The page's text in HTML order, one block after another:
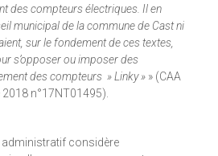
des compteurs électriques. Il en
municipal de la commune de Cast ni
sur le fondement de ces textes,
s’opposer ou imposer des
des compteurs » Linky » » (CAA
n°17NT01495).
administratif considère